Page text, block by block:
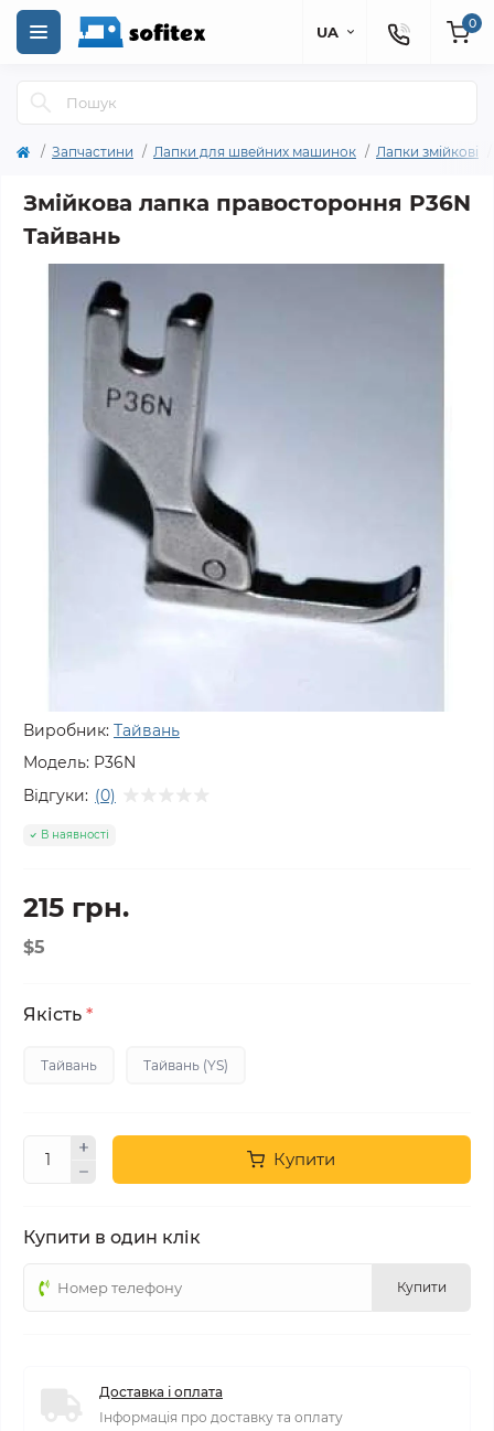
UA 0
Запчастини Лапки для швейних машинок Лапки змійкові
Змійкова лапка правостороння P36N
Тайвань
Виробник: Тайвань
Модель: P36N
Відгуки: (0)
В наявності
215 грн.
$5
Якість *
Тайвань Тайвань (YS)
Купити
Купити в один клік
Купити
Доставка і оплата
Інформація про доставку та оплату